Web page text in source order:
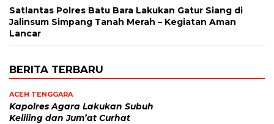
Satlantas Polres Batu Bara Lakukan Gatur Siang di
Jalinsum Simpang Tanah Merah – Kegiatan Aman
Lancar
BERITA TERBARU
ACEH TENGGARA
Kapolres Agara Lakukan Subuh
Keliling dan Jum’at Curhat